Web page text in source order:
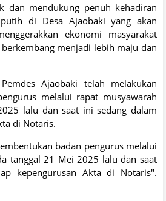
dan mendukung penuh kehadiran
di Desa Ajaobaki yang akan
ekonomi masyarakat
menjadi lebih maju dan
Ajaobaki telah melakukan
melalui rapat musyawarah
lalu dan saat ini sedang dalam
di Notaris.
badan pengurus melalui
tanggal 21 Mei 2025 lalu dan saat
kepengurusan Akta di Notaris".